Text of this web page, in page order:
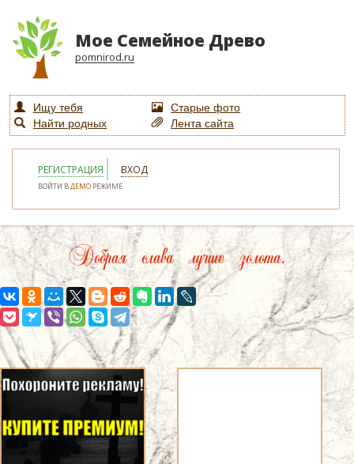
Мое Семейное Древо
pomnirod.ru
Ищу тебя
Старые фото
Найти родных
Лента сайта
РЕГИСТРАЦИЯ ВХОД
ВОЙТИ ВДЕМО РЕЖИМЕ
Добрая слава лучше золота.